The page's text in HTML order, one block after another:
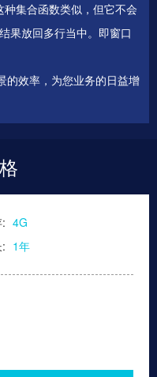
集合函数类似，但它不会
果放回多行当中。即窗口
的效率，为您业务的日益增
4G
1年